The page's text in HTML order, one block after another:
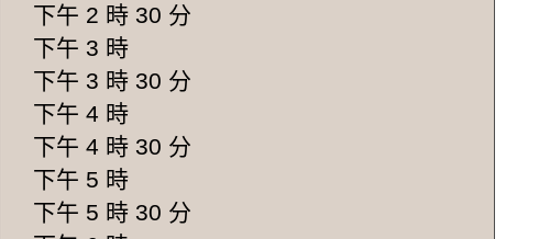
下午 2 時 30 分
下午 3 時
下午 3 時 30 分
下午 4 時
下午 4 時 30 分
下午 5 時
下午 5 時 30 分